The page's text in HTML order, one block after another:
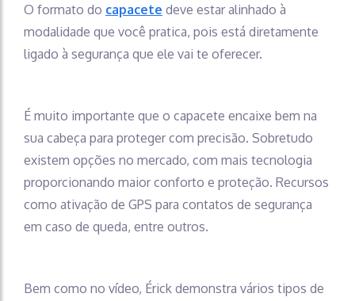
O formato do capacete deve estar alinhado à
modalidade que você pratica, pois está diretamente
ligado à segurança que ele vai te oferecer.
É muito importante que o capacete encaixe bem na
sua cabeça para proteger com precisão. Sobretudo
existem opções no mercado, com mais tecnologia
proporcionando maior conforto e proteção. Recursos
como ativação de GPS para contatos de segurança
em caso de queda, entre outros.
Bem como no vídeo, Érick demonstra vários tipos de